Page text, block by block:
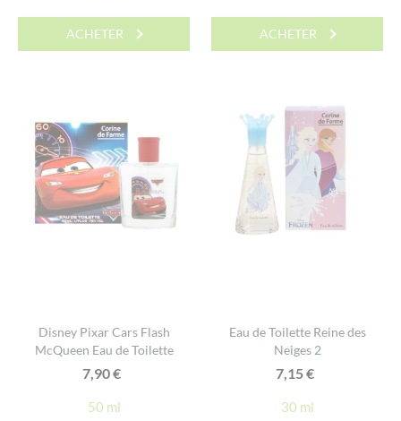
ACHETER ACHETER
Disney Pixar Cars Flash
McQueen Eau de Toilette
7,90€
50 ml
Eau de Toilette Reine des
Neiges 2
7,15€
30 ml